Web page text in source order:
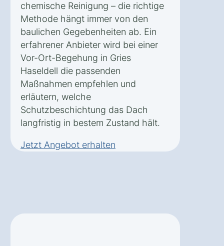
chemische Reinigung – die richtige
Methode hängt immer von den
baulichen Gegebenheiten ab. Ein
erfahrener Anbieter wird bei einer
Vor-Ort-Begehung in Gries
Haseldell die passenden
Maßnahmen empfehlen und
erläutern, welche
Schutzbeschichtung das Dach
langfristig in bestem Zustand hält.
Jetzt Angebot erhalten